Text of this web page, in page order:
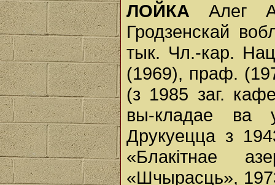
ЛОЙКА Алег
Гродзенскай
тык. Чл.-кар.
(1969), праф.
(з 1985 заг.
вы-кладае ва
Друкуецца з
«Блакітнае
«Шчырасць»,